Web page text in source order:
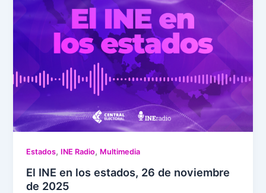
Estados, INE Radio, Multimedia
El INE en los estados, 26 de noviembre
de 2025